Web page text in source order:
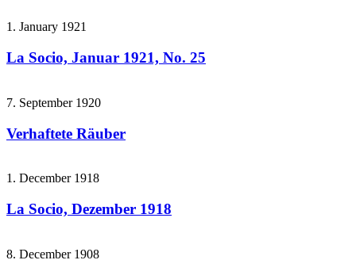
1. January 1921
La Socio, Januar 1921, No. 25
7. September 1920
Verhaftete Räuber
1. December 1918
La Socio, Dezember 1918
8. December 1908